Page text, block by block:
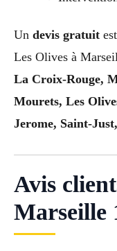
Un devis gratuit
Les Olives à
La Croix-Rouge,
Mourets, Les
Jerome, Saint-
Avis
Marseille